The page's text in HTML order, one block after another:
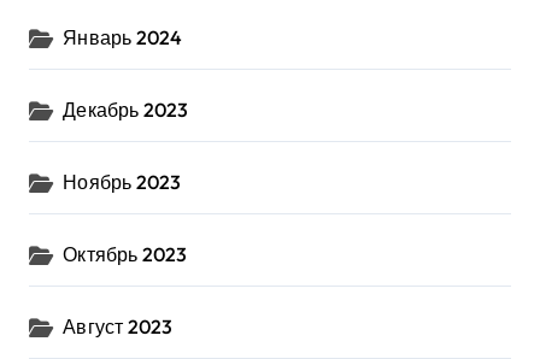
Январь 2024
Декабрь 2023
Ноябрь 2023
Октябрь 2023
Август 2023